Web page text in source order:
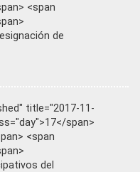
<span
de
title="2017-11-
span>
<span
del